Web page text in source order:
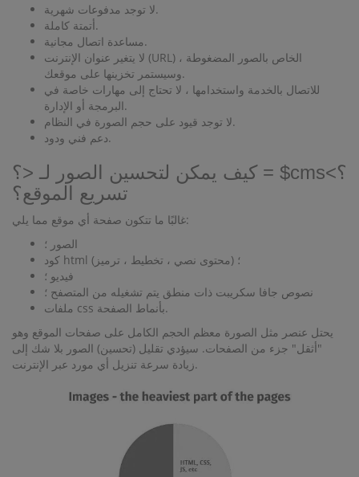
لا توجد مدفوعات شهرية.
أتمتة كاملة.
مساعدة اتصال مجانية.
لا يتغير عنوان الإنترنت (URL) الخاص بالصور المضغوطة ،
وسيستمر تخزينها على موقعك.
للاتصال بالخدمة واستخدامها ، لا تحتاج إلى مهارات خاصة في
البرمجة أو الإدارة.
لا توجد قيود على حجم الصورة في النظام.
دعم فني ودود.
كيف يمكن لتحسين الصور لـ <؟ = $cms؟>
تسريع الموقع؟
غالبًا ما تتكون صفحة أي موقع مما يلي:
الصور ؛
كود html (محتوى نصي ، تخطيط ، ترميز) ؛
فيديو ؛
نصوص جافا سكريبت ذات منطق يتم تشغيله من المتصفح ؛
ملفات css بأنماط الصفحة.
يحتل عنصر مثل الصورة معظم الحجم الكامل على صفحات الموقع وهو
"أثقل" جزء من الصفحات. سيؤدي تقليل (تحسين) الصور بلا شك إلى
زيادة سرعة تنزيل أي مورد عبر الإنترنت.